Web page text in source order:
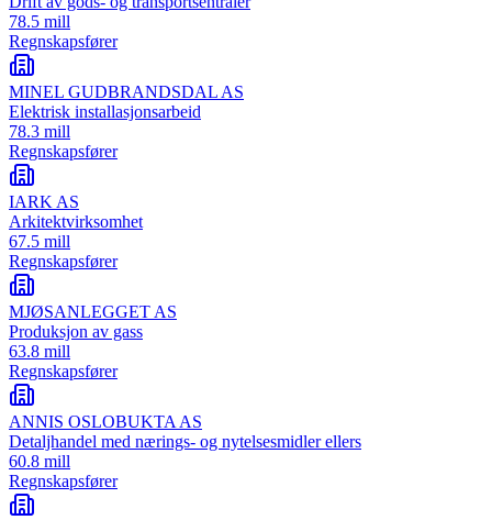
78.5 mill
Regnskapsfører
MINEL GUDBRANDSDAL AS
Elektrisk installasjonsarbeid
78.3 mill
Regnskapsfører
IARK AS
Arkitektvirksomhet
67.5 mill
Regnskapsfører
MJØSANLEGGET AS
Produksjon av gass
63.8 mill
Regnskapsfører
ANNIS OSLOBUKTA AS
Detaljhandel med nærings- og nytelsesmidler ellers
60.8 mill
Regnskapsfører